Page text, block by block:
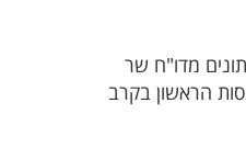
מדו"ח שר
הראשון בקרב